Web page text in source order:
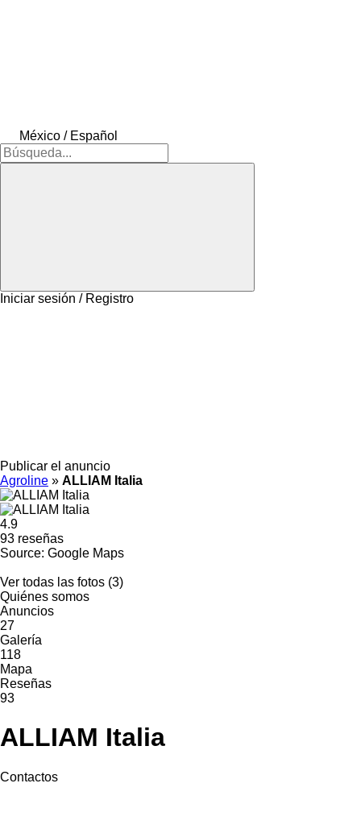
México / Español
Iniciar sesión / Registro
Publicar el anuncio
Agroline » ALLIAM Italia
4.9
93 reseñas
Source: Google Maps
Ver todas las fotos (3)
Quiénes somos
Anuncios
27
Galería
118
Mapa
Reseñas
93
ALLIAM Italia
Contactos